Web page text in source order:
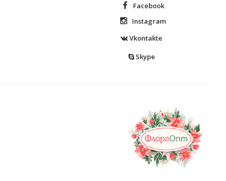
Facebook
Instagram
Vkontakte
Skype